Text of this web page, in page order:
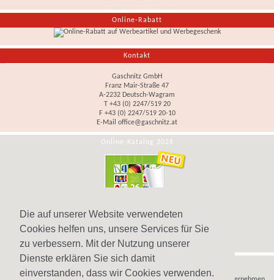
Die auf unserer Website verwendeten
Cookies helfen uns, unsere Services für Sie
zu verbessern. Mit der Nutzung unserer
Dienste erklären Sie sich damit
einverstanden, dass wir Cookies verwenden.
Online-Rabatt
Kontakt
Gaschnitz GmbH
Franz Mair-Straße 47
A-2232 Deutsch-Wagram
T +43 (0) 2247/519 20
F +43 (0) 2247/519 20-10
E-Mail office@gaschnitz.at
Online-Katalog 2026
Hinweis